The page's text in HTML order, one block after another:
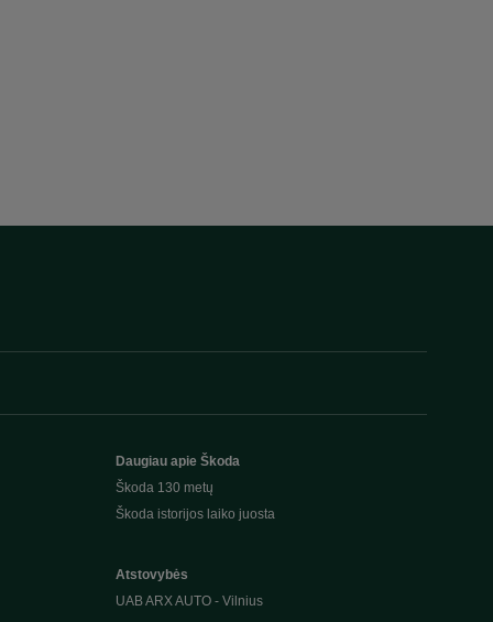
Daugiau apie Škoda
Škoda 130 metų
Škoda istorijos laiko juosta
Atstovybės
UAB ARX AUTO - Vilnius